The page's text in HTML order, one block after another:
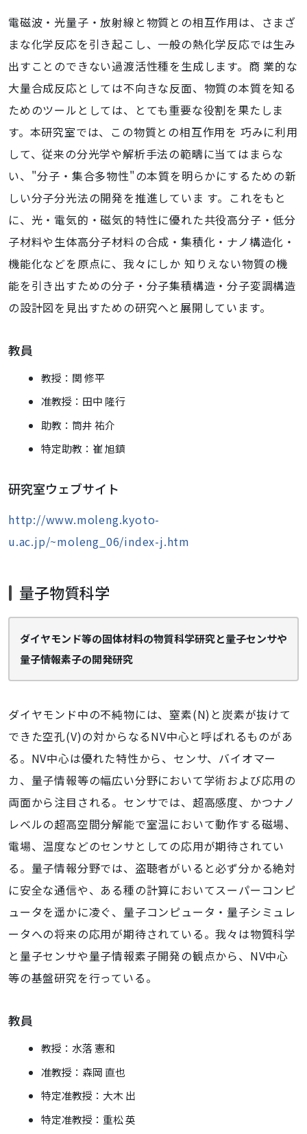
電磁波・光量子・放射線と物質との相互作用は、さまざ
まな化学反応を引き起こし、一般の熱化学反応では生み
出すことのできない過渡活性種を生成します。商 業的な
大量合成反応としては不向きな反面、物質の本質を知る
ためのツールとしては、とても重要な役割を果たしま
す。本研究室では、この物質との相互作用を 巧みに利用
して、従来の分光学や解析手法の範疇に当てはまらな
い、"分子・集合多物性"の本質を明らかにするための新
しい分子分光法の開発を推進していま す。これをもと
に、光・電気的・磁気的特性に優れた共役高分子・低分
子材料や生体高分子材料の合成・集積化・ナノ構造化・
機能化などを原点に、我々にしか 知りえない物質の機
能を引き出すための分子・分子集積構造・分子変調構造
の設計図を見出すための研究へと展開しています。
教員
教授：関 修平
准教授：田中 隆行
助教： 筒井 祐介
特定助教：崔 旭鎮
研究室ウェブサイト
http://www.moleng.kyoto-
u.ac.jp/~moleng_06/index-j.htm
量子物質科学
ダイヤモンド等の固体材料の物質科学研究と量子センサや
量子情報素子の開発研究
ダイヤモンド中の不純物には、窒素(N)と炭素が抜けて
できた空孔(V)の対からなるNV中心と呼ばれるものがあ
る。NV中心は優れた特性から、センサ、バイオマー
カ、量子情報等の幅広い分野において学術および応用の
両面から注目される。センサでは、超高感度、かつナノ
レベルの超高空間分解能で室温において動作する磁場、
電場、温度などのセンサとしての応用が期待されてい
る。量子情報分野では、盗聴者がいると必ず分かる絶対
に安全な通信や、ある種の計算においてスーパーコンピ
ュータを遥かに凌ぐ、量子コンピュータ・量子シミュレ
ータへの将来の応用が期待されている。我々は物質科学
と量子センサや量子情報素子開発の観点から、NV中心
等の基盤研究を行っている。
教員
教授：水落 憲和
准教授：森岡 直也
特定准教授：大木 出
特定准教授：重松 英